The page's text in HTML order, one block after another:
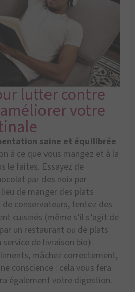
lutter contre
votre
saine et équilibrée
à ce que vous mangez et à la
le faites. Essayez de
par des noix par
de manger des plats
de conservateurs, tentez des
cuisinés (même s’il s’agit de
un restaurant ou de plats
service de livraison bio).
mâchez correctement,
conscience : cela vous fera
également votre digestion.